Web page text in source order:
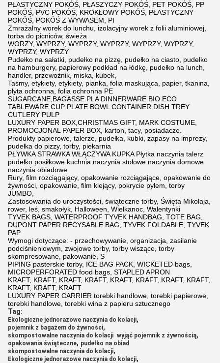
PŁASTYCZNY POKÓŚ, PŁASZYCZY POKÓŚ, PET POKÓŚ, PP
POKÓŚ, PVC POKÓŚ, KROKŁOWY POKÓŚ, PŁASTYCZNY
POKÓŚ, POKÓŚ Z WYWASEM, PI
Zmrażalny worek do lunchu, izolacyjny worek z folii aluminiowej,
torba do picniców, świeża
WORZY, WYPRZY, WYPRZY, WYPRZY, WYPRZY, WYPRZY,
WYPRZY, WYPRZY
Pudełko na sałatki, pudełko na pizzę, pudełko na ciasto, pudełko
na hamburgery, papierowy podkład na łódkę, pudełko na lunch,
handler, przewoźnik, miska, kubek,
Taśmy, etykiety, etykiety, pianka, folia maskująca, papier, tkanina,
płyta ochronna, folia ochronna PE
SUGARCANE,BAGASSE PLA DINNERWARE BIO ECO
TABLEWARE CUP PLATE BOWL CONTAINER DISH TREY
CUTLERY PULP
LUXURY PAPER BOX,CHRISTMAS GIFT, MARK COSTUME,
PROMOCJONAL PAPER BOX, karton, tacy, posiadacze.
Produkty papierowe, talerze, pudełka, kubki, zapasy na imprezy,
pudełka do pizzy, torby, piekarnia
PŁYWKA STRAWKA WŁĄCZYWA KUPKA Płytka naczynia talerz
pudełko posiłkowe kuchnia naczynia stołowe naczynia domowe
naczynia obiadowe
Rury, film rozciągający, opakowanie rozciągające, opakowanie do
żywności, opakowanie, film klejący, pokrycie pyłem, torby
JUMBO,
Zastosowania do uroczystości, świąteczne torby, Święta Mikołaja,
rower, leś, smakołyk, Halloween, Wielkanoc, Walentynki
TYVEK BAGS, WATERPROOF TYVEK HANDBAG, TOTE BAG,
DUPONT PAPER RECYSABLE BAG, TYVEK FOLDABLE, TYVEK
PAP
Wymogi dotyczące: - przechowywanie, organizacja, zasilanie
podciśnieniowym, zwojowe torby, torby wiszące, torby
skompresowane, pakowanie, S
PIPING pasterskie torby, ICE BAG PACK, WICKETED bags,
MICROPERFORATED food bags, STAPLED APRON
KRAFT, KRAFT, KRAFT, KRAFT, KRAFT, KRAFT, KRAFT, KRAFT,
KRAFT, KRAFT, KRAFT
LUXURY PAPER CARRIER torebki handlowe, torebki papierowe,
torebki handlowe, torebki wina z papieru sztucznego
Tag:
Ekologiczne jednorazowe naczynia do kolacji,
pojemnik z bagażem do żywności,
skompostowalne naczynia do kolacji wyjąć pojemnik z żywnością,
opakowania świąteczne, pudełko na obiad
skompostowalne naczynia do kolacji,
Ekologiczne jednorazowe naczynia do kolacji,